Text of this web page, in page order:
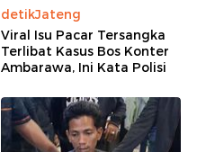
detikJateng
Viral Isu Pacar Tersangka
Terlibat Kasus Bos Konter
Ambarawa, Ini Kata Polisi